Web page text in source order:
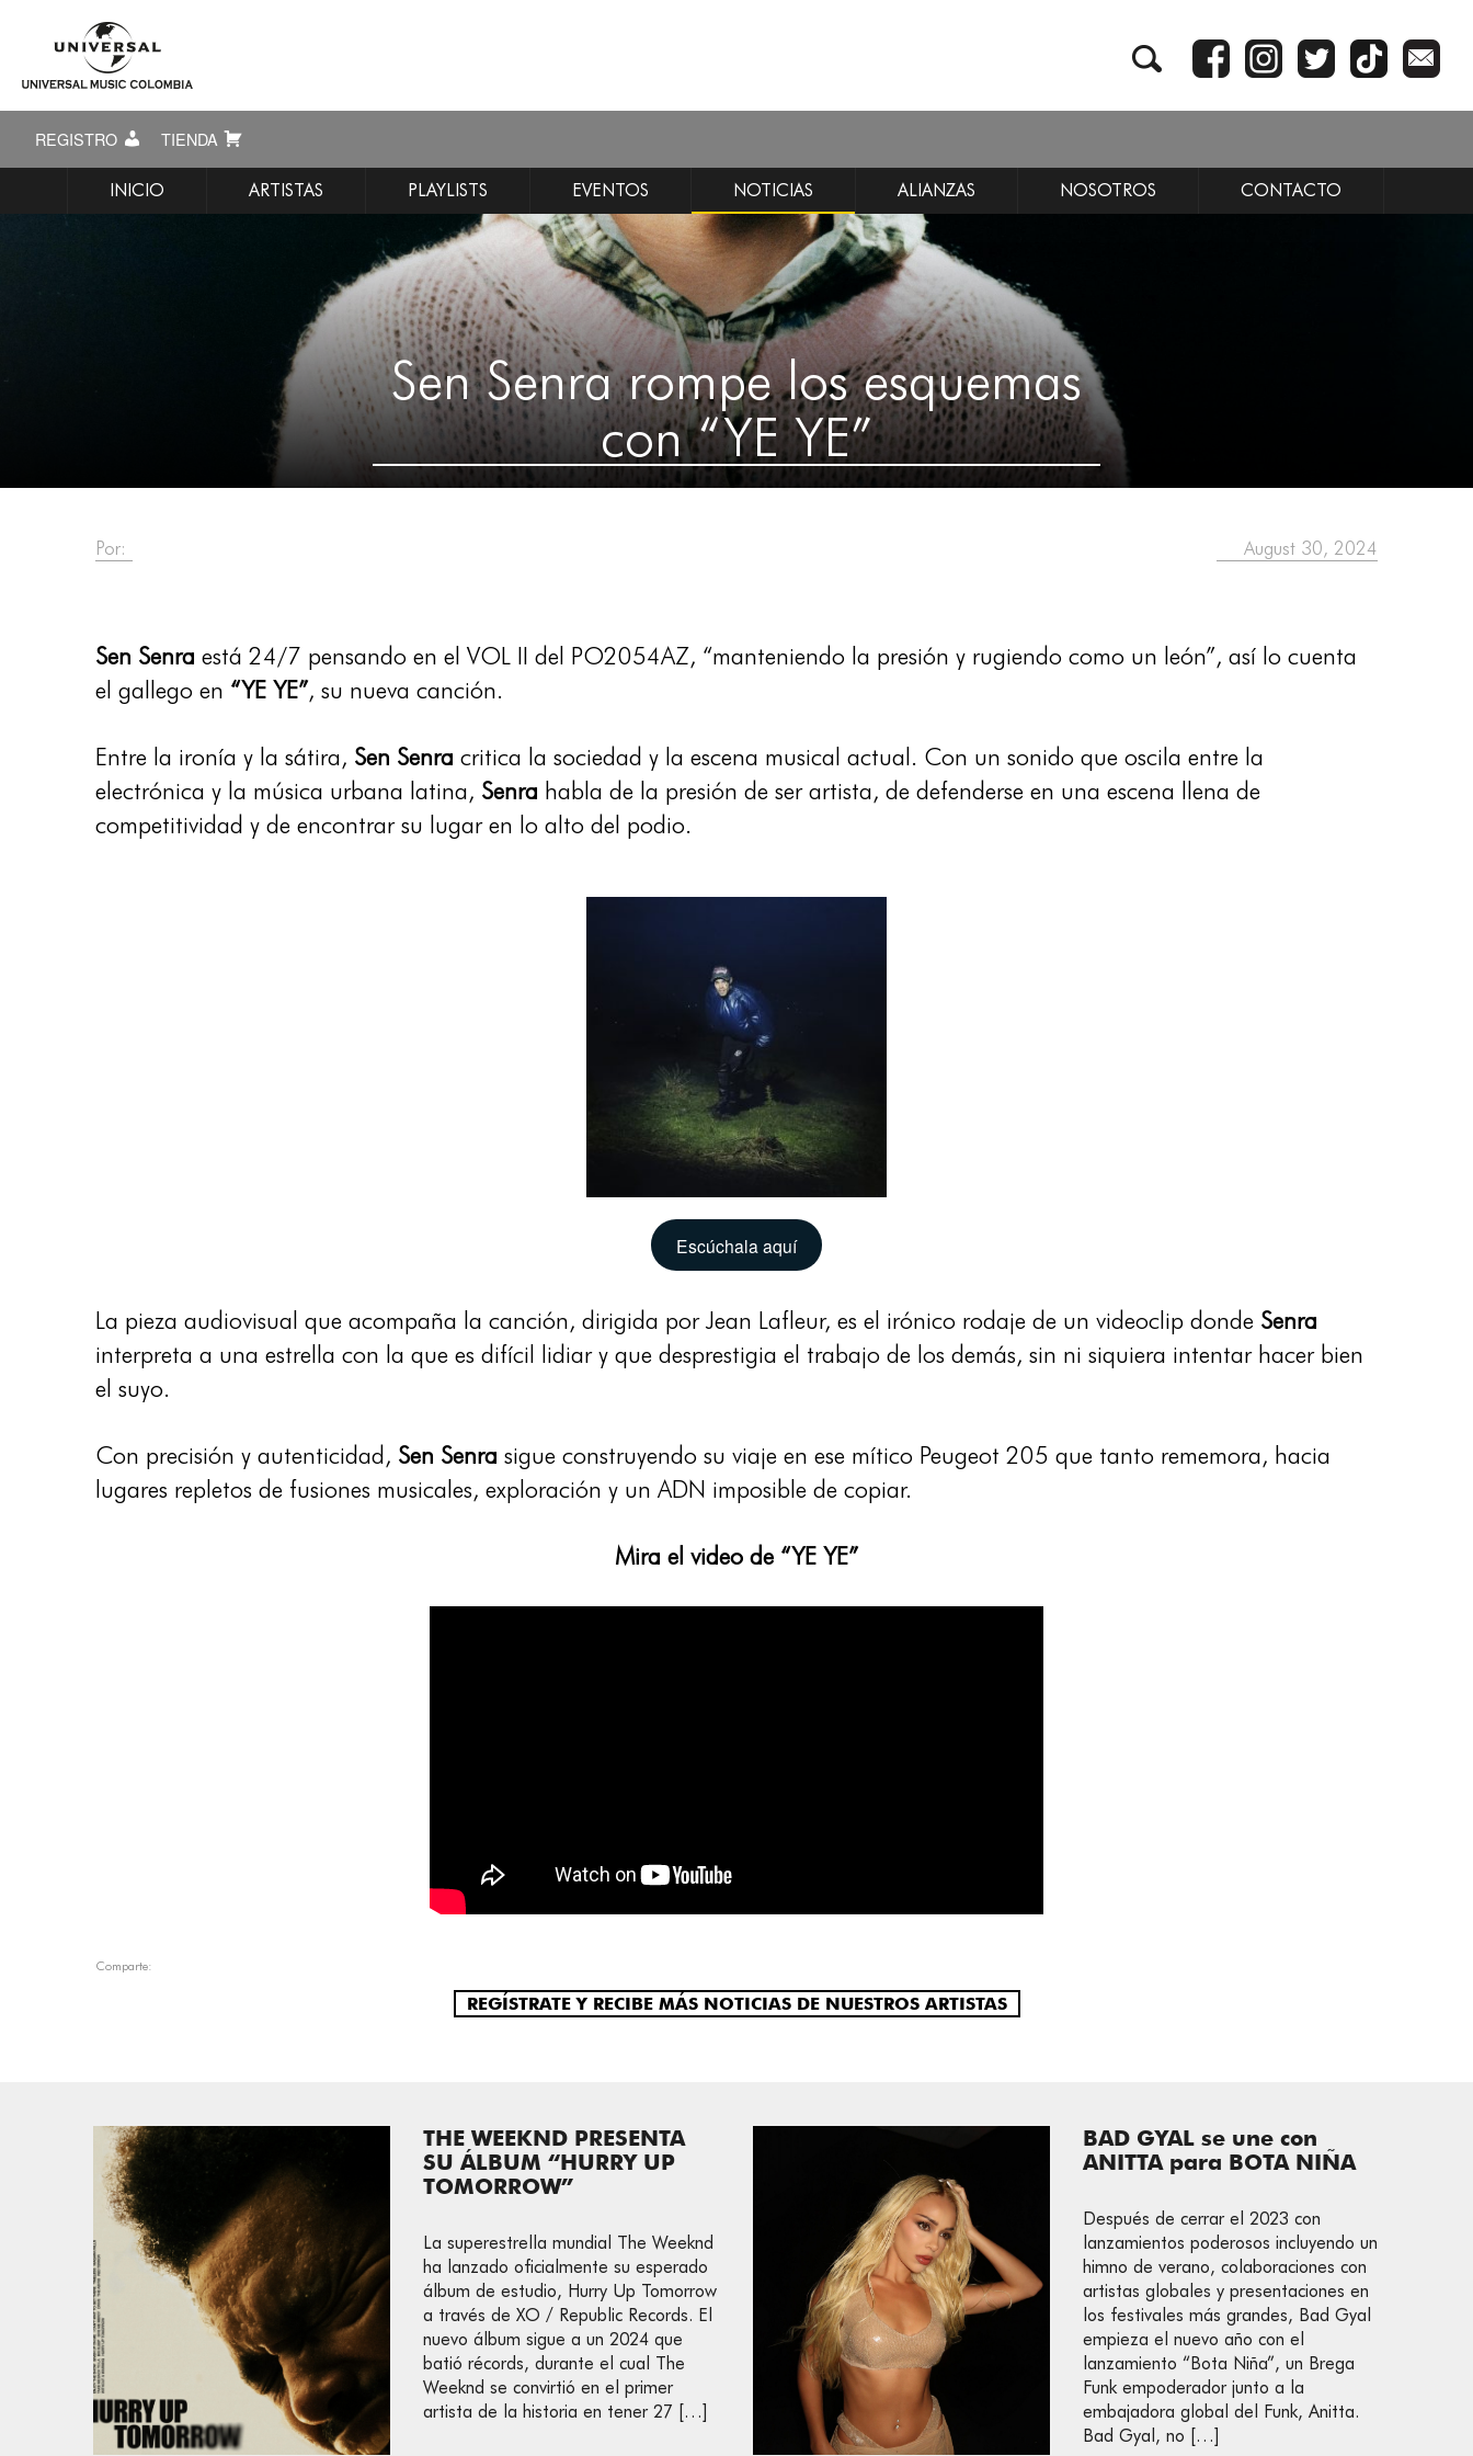
REGISTRO TIENDA
INICIO ARTISTAS PLAYLISTS EVENTOS NOTICIAS ALIANZAS NOSOTROS CONTACTO
Sen Senra rompe los esquemas
con “YE YE”
Por: August 30, 2024
Sen Senra está 24/7 pensando en el VOL II del PO2054AZ, “manteniendo la presión y rugiendo como un león”, así lo cuenta
el gallego en “YE YE”, su nueva canción.
Entre la ironía y la sátira, Sen Senra critica la sociedad y la escena musical actual. Con un sonido que oscila entre la
electrónica y la música urbana latina, Senra habla de la presión de ser artista, de defenderse en una escena llena de
competitividad y de encontrar su lugar en lo alto del podio.
Escúchala aquí
La pieza audiovisual que acompaña la canción, dirigida por Jean Lafleur, es el irónico rodaje de un videoclip donde Senra
interpreta a una estrella con la que es difícil lidiar y que desprestigia el trabajo de los demás, sin ni siquiera intentar hacer bien
el suyo.
Con precisión y autenticidad, Sen Senra sigue construyendo su viaje en ese mítico Peugeot 205 que tanto rememora, hacia
lugares repletos de fusiones musicales, exploración y un ADN imposible de copiar.
Mira el video de “YE YE”
Comparte:
REGÍSTRATE Y RECIBE MÁS NOTICIAS DE NUESTROS ARTISTAS
THE WEEKND PRESENTA
SU ÁLBUM “HURRY UP
TOMORROW”
La superestrella mundial The Weeknd
ha lanzado oficialmente su esperado
álbum de estudio, Hurry Up Tomorrow
a través de XO / Republic Records. El
nuevo álbum sigue a un 2024 que
batió récords, durante el cual The
Weeknd se convirtió en el primer
artista de la historia en tener 27 […]
BAD GYAL se une con
ANITTA para BOTA NIÑA
Después de cerrar el 2023 con
lanzamientos poderosos incluyendo un
himno de verano, colaboraciones con
artistas globales y presentaciones en
los festivales más grandes, Bad Gyal
empieza el nuevo año con el
lanzamiento “Bota Niña”, un Brega
Funk empoderador junto a la
embajadora global del Funk, Anitta.
Bad Gyal, no […]